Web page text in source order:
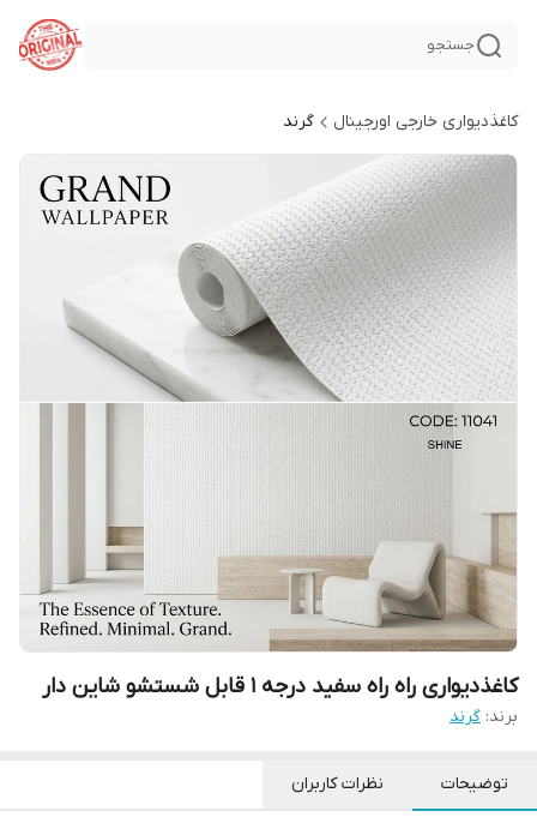
جستجو
کاغذدیواری خارجی اورجینال گرند
کاغذدیواری راه راه سفید درجه 1 قابل شستشو شاین دار
برند: گرند
توضیحات نظرات کاربران